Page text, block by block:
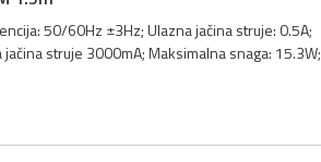
50/60Hz ±3Hz; Ulazna jačina struje: 0.5A;
struje 3000mA; Maksimalna snaga: 15.3W;